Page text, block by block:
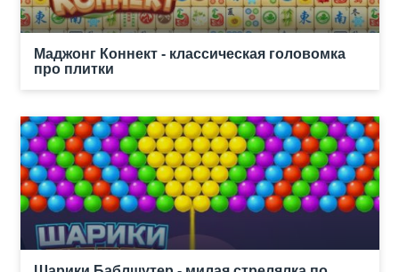
Маджонг Коннект - классическая головомка
про плитки